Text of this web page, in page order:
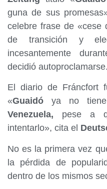
guna de sus
celebre frase de «cese
de transición y
incesantemente
decidió autoproclamarse.
El diario de Fráncfort
«Guaidó ya no
Venezuela, pese a
intentarlo», cita el
No es la primera vez
la pérdida de
dentro de los mismos